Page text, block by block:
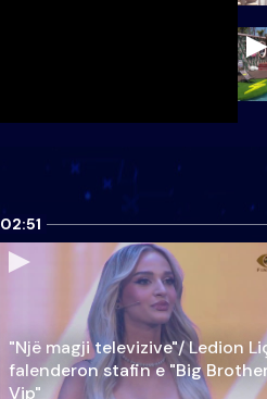
02:51
"Një magji televizive"/ Ledion
falenderon stafin e "Big
Vip"